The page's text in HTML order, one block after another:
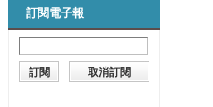
訂閱電子報